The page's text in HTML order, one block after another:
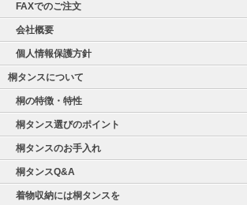
FAXでのご注文
会社概要
個人情報保護方針
桐タンスについて
桐の特徴・特性
桐タンス選びのポイント
桐タンスのお手入れ
桐タンスQ&A
着物収納には桐タンスを